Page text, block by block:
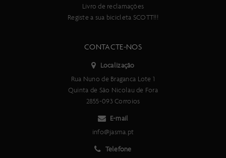
Livro de reclamações
Registe a sua bicicleta SCOTT!!!
CONTACTE-NOS
Localização
Rua Nuno de Braganca Lote 1
Quinta de São Nicolau de Fora
2855-093 Corroios
E-mail
info@jasma.pt
Telefone